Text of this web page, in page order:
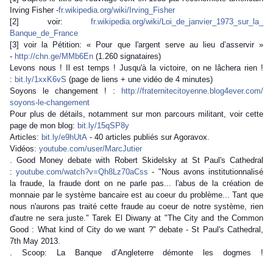
Irving Fisher -fr.wikipedia.org/wiki/ Irving_Fisher
[2] voir: fr.wikipedia.org/wiki/Loi_de_janvier_1973_sur_la_
Banque_de_France
[3] voir la Pétition: « Pour que l'argent serve au lieu d’asservir »
- http://chn.ge/MMb6En (1.260 signataires)
Levons nous ! Il est temps ! Jusqu'à la victoire, on ne lâchera rien !
: bit.ly/1xxK6vS (page de liens + une vidéo de 4 minutes)
Soyons le changement ! :
http://fraternitecitoyenne.blog4ever.com/
soyons-le-changement
Pour plus de détails, notamment sur mon parcours militant, voir cette
page de mon blog: bit.ly/15qSP8y
Articles: bit.ly/e9hUtA - 40 articles publiés sur Agoravox.
Vidéos: youtube.com/user/MarcJutier
. Good Money debate with Robert Skidelsky at St Paul's Cathedral
:youtube.com/watch?v=Qh8Lz70aCss - "Nous avons institutionnalisé
la fraude, la fraude dont on ne parle pas... l'abus de la création de
monnaie par le système bancaire est au coeur du problème... Tant que
nous n'aurons pas traité cette fraude au coeur de notre système, rien
d'autre ne sera juste." Tarek El Diwany at "The City and the Common
Good : What kind of City do we want ?" debate - St Paul's Cathedral,
7th May 2013.
. Scoop: La Banque d’Angleterre démonte les dogmes !